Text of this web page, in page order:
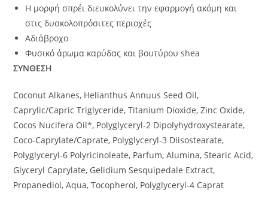
Η μορφή σπρέι διευκολύνει την εφαρμογή ακόμη και
στις δυσκολοπρόσιτες περιοχές
Αδιάβροχο
Φυσικό άρωμα καρύδας και βουτύρου shea
ΣΥΝΘΕΣΗ
Coconut Alkanes, Helianthus Annuus Seed Oil,
Caprylic/Capric Triglyceride, Titanium Dioxide, Zinc Oxide,
Cocos Nucifera Oil*, Polyglyceryl-2 Dipolyhydroxystearate,
Coco-Caprylate/Caprate, Polyglyceryl-3 Diisostearate,
Polyglyceryl-6 Polyricinoleate, Parfum, Alumina, Stearic Acid,
Glyceryl Caprylate, Gelidium Sesquipedale Extract,
Propanediol, Aqua, Tocopherol, Polyglyceryl-4 Caprat